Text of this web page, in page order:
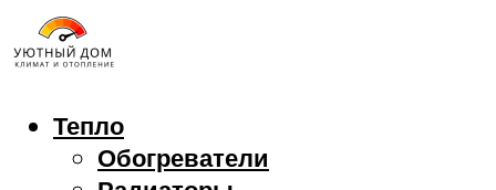
Тепло
Обогреватели